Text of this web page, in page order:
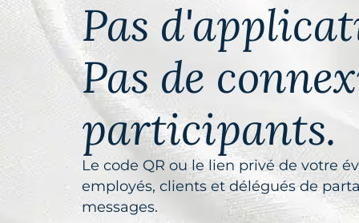
Pas
Pas de
participants.
Le code QR ou le lien privé de votre
employés, clients et délégués de
messages.